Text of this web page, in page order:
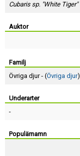
Cubaris sp. "White Tiger"
Auktor
Familj
Övriga djur - (Övriga djur)
Underarter
-
Populärnamn